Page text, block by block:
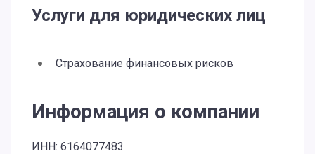
Услуги для юридических лиц
Страхование финансовых рисков
Информация о компании
ИНН: 6164077483